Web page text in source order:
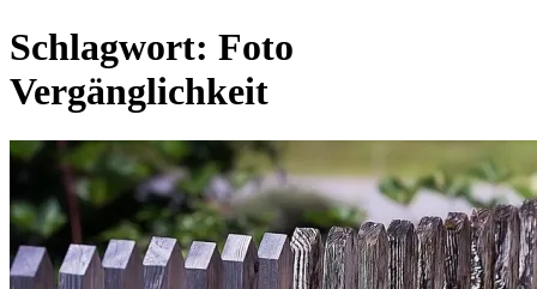
Schlagwort: Foto
Vergänglichkeit